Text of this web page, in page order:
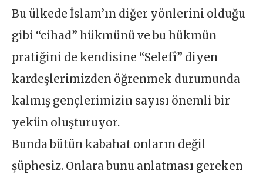
Bu ülkede İslam’ın diğer yönlerini olduğu
gibi “cihad” hükmünü ve bu hükmün
pratiğini de kendisine “Selefî” diyen
kardeşlerimizden öğrenmek durumunda
kalmış gençlerimizin sayısı önemli bir
yekün oluşturuyor.
Bunda bütün kabahat onların değil
şüphesiz. Onlara bunu anlatması gereken